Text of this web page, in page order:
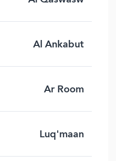
Al Ankabut
Ar Room
Luq'maan